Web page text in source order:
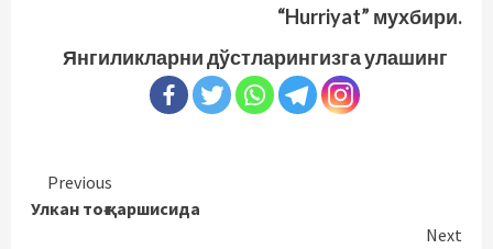
“Hurriyat” мухбири.
Янгиликларни дўстларингизга улашинг
Continue
Reading
Previous
Улкан тоғ қаршисида
Next